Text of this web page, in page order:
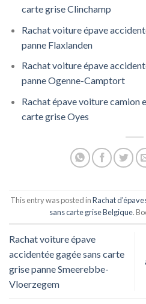
carte grise Clinchamp
Rachat voiture épave
panne Flaxlanden
Rachat voiture épave
panne Ogenne-Camptort
Rachat épave voiture camion
carte grise Oyes
This entry was posted inRachat
sans carte grise Belgique.
Rachat voiture épave
accidentée gagée sans carte
grise panne Smeerebbe-
Vloerzegem